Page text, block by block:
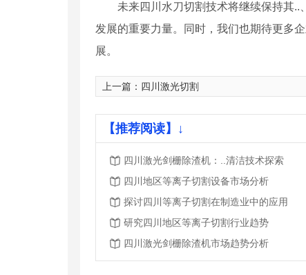
未来四川水刀切割技术将继续保持其
发展的重要力量。同时，我们也期待更多
展。
上一篇： 四川激光切割
【推荐阅读】↓
四川激光剑栅除渣机：..清洁技术探索
四川地区等离子切割设备市场分析
探讨四川等离子切割在制造业中的应用
研究四川地区等离子切割行业趋势
四川激光剑栅除渣机市场趋势分析